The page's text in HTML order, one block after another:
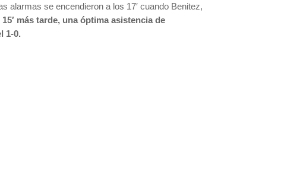
alarmas se encendieron a los 17′ cuando Benitez,
más tarde, una óptima asistencia de
1-0.